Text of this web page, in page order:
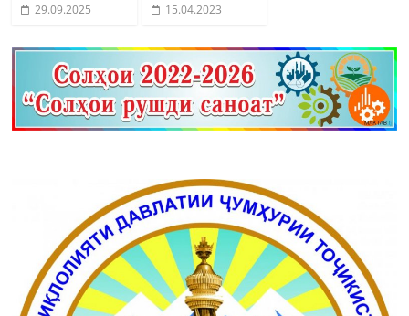
29.09.2025 15.04.2023